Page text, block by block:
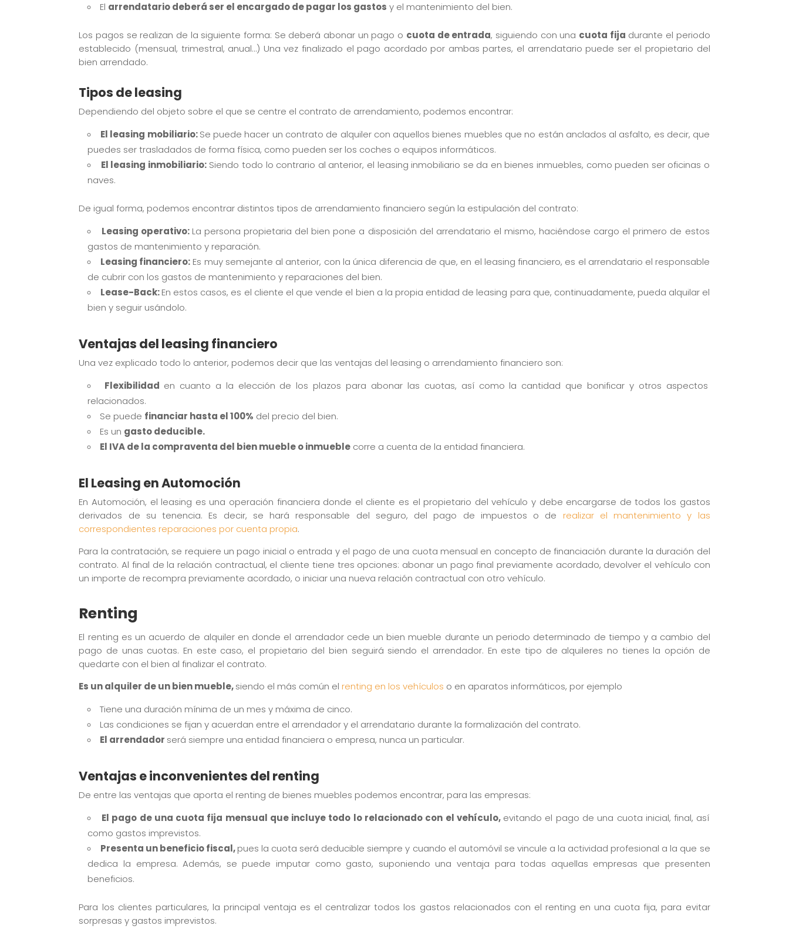
El arrendatario deberá ser el encargado de pagar los gastos y el mantenimiento del bien.
Los pagos se realizan de la siguiente forma: Se deberá abonar un pago o cuota de entrada, siguiendo con una cuota fija durante el periodo
establecido (mensual, trimestral, anual…) Una vez finalizado el pago acordado por ambas partes, el arrendatario puede ser el propietario del
bien arrendado.
Tipos de leasing
Dependiendo del objeto sobre el que se centre el contrato de arrendamiento, podemos encontrar:
El leasing mobiliario:Se puede hacer un contrato de alquiler con aquellos bienes muebles que no están anclados al asfalto, es decir, que
puedes ser trasladados de forma física, como pueden ser los coches o equipos informáticos.
El leasing inmobiliario:Siendo todo lo contrario al anterior, el leasing inmobiliario se da en bienes inmuebles, como pueden ser oficinas o
naves.
De igual forma, podemos encontrar distintos tipos de arrendamiento financiero según la estipulación del contrato:
Leasing operativo: La persona propietaria del bien pone a disposición del arrendatario el mismo, haciéndose cargo el primero de estos
gastos de mantenimiento y reparación.
Leasing financiero: Es muy semejante al anterior, con la única diferencia de que, en el leasing financiero, es el arrendatario el responsable
de cubrir con los gastos de mantenimiento y reparaciones del bien.
Lease-Back:En estos casos, es el cliente el que vende el bien a la propia entidad de leasing para que, continuadamente, pueda alquilar el
bien y seguir usándolo.
Ventajas del leasing financiero
Una vez explicado todo lo anterior, podemos decir que las ventajas del leasing o arrendamiento financiero son:
Flexibilidad en cuanto a la elección de los plazos para abonar las cuotas, así como la cantidad que bonificar y otros aspectos
relacionados.
Se puede financiar hasta el 100% del precio del bien.
Es un gasto deducible.
El IVA de la compraventa del bien mueble o inmueble corre a cuenta de la entidad financiera.
El Leasing en Automoción
En Automoción, el leasing es una operación financiera donde el cliente es el propietario del vehículo y debe encargarse de todos los gastos
derivados de su tenencia. Es decir, se hará responsable del seguro, del pago de impuestos o de realizar el mantenimiento y las
correspondientes reparaciones por cuenta propia.
Para la contratación, se requiere un pago inicial o entrada y el pago de una cuota mensual en concepto de financiación durante la duración del
contrato. Al final de la relación contractual, el cliente tiene tres opciones: abonar un pago final previamente acordado, devolver el vehículo con
un importe de recompra previamente acordado, o iniciar una nueva relación contractual con otro vehículo.
Renting
El renting es un acuerdo de alquiler en donde el arrendador cede un bien mueble durante un periodo determinado de tiempo y a cambio del
pago de unas cuotas. En este caso, el propietario del bien seguirá siendo el arrendador. En este tipo de alquileres no tienes la opción de
quedarte con el bien al finalizar el contrato.
Es un alquiler de un bien mueble,siendo el más común elrenting en los vehículos o en aparatos informáticos, por ejemplo
Tiene una duración mínima de un mes y máxima de cinco.
Las condiciones se fijan y acuerdan entre el arrendador y el arrendatario durante la formalización del contrato.
El arrendador será siempre una entidad financiera o empresa, nunca un particular.
Ventajas e inconvenientes del renting
De entre las ventajas que aporta el renting de bienes muebles podemos encontrar, para las empresas:
El pago de una cuota fija mensual que incluye todo lo relacionado con el vehículo, evitando el pago de una cuota inicial, final, así
como gastos imprevistos.
Presenta un beneficio fiscal,pues la cuota será deducible siempre y cuando el automóvil se vincule a la actividad profesional a la que se
dedica la empresa. Además, se puede imputar como gasto, suponiendo una ventaja para todas aquellas empresas que presenten
beneficios.
Para los clientes particulares, la principal ventaja es el centralizar todos los gastos relacionados con el renting en una cuota fija, para evitar
sorpresas y gastos imprevistos.